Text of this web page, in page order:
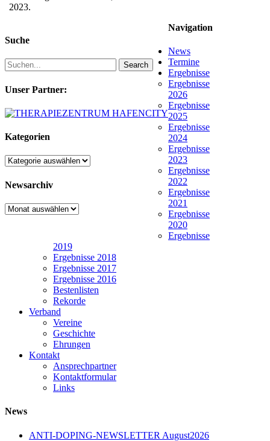
2023.
Suche
Search
Unser Partner:
Kategorien
Kategorien
Newsarchiv
Newsarchiv
Navigation
News
Termine
Ergebnisse
Ergebnisse
2026
Ergebnisse
2025
Ergebnisse
2024
Ergebnisse
2023
Ergebnisse
2022
Ergebnisse
2021
Ergebnisse
2020
Ergebnisse
2019
Ergebnisse 2018
Ergebnisse 2017
Ergebnisse 2016
Bestenlisten
Rekorde
Verband
Vereine
Geschichte
Ehrungen
Kontakt
Ansprechpartner
Kontaktformular
Links
News
ANTI-DOPING-NEWSLETTER August2026